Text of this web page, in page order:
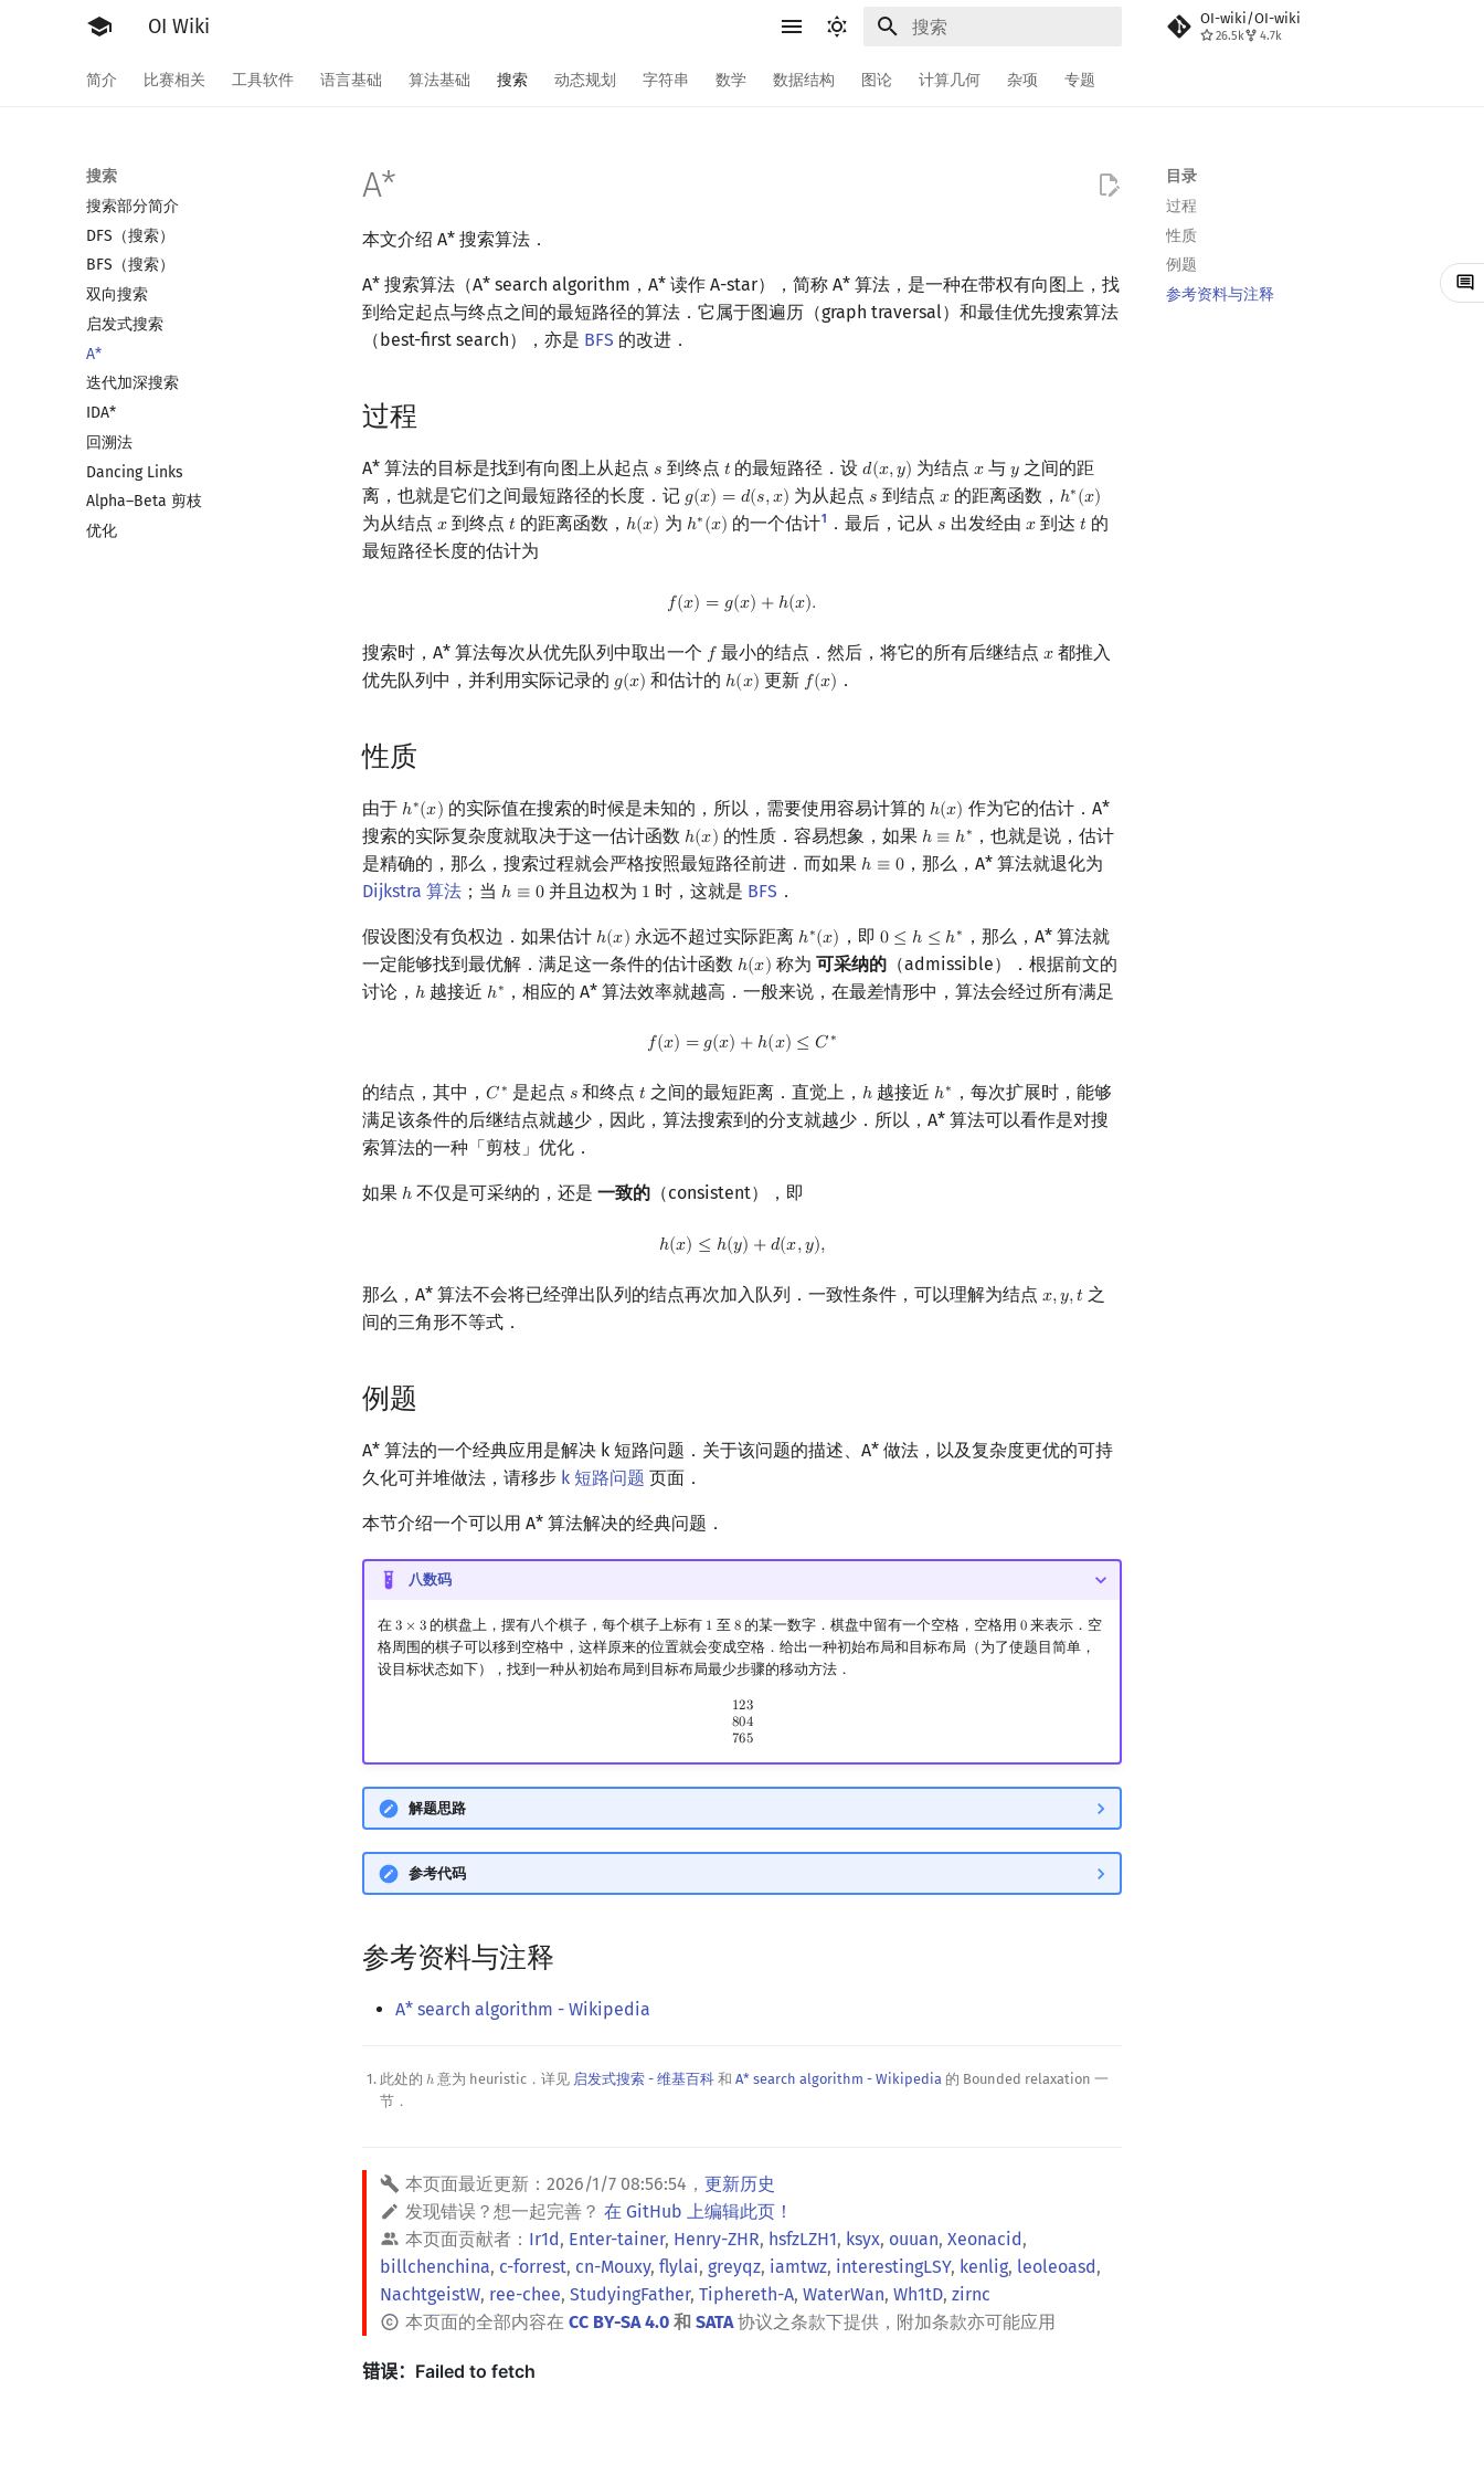
OI Wiki OI-wiki/OI-wiki
26.5k 4.7k
简介 比赛相关 工具软件 语言基础 算法基础 搜索 动态规划 字符串 数学 数据结构 图论 计算几何 杂项 专题
搜索
搜索部分简介
DFS（搜索）
BFS（搜索）
双向搜索
启发式搜索
A*
迭代加深搜索
IDA*
回溯法
Dancing Links
Alpha–Beta 剪枝
优化
目录
过程
性质
例题
参考资料与注释
A*
本文介绍 A* 搜索算法．
A* 搜索算法（A* search algorithm，A* 读作 A-star），简称 A* 算法，是一种在带权有向图上，找
到给定起点与终点之间的最短路径的算法．它属于图遍历（graph traversal）和最佳优先搜索算法
（best-first search），亦是 BFS 的改进．
过程
A* 算法的目标是找到有向图上从起点 𝑠
s 到终点 𝑡
t 的最短路径．设𝑑(𝑥,𝑦)
d(x,y) 为结点𝑥
x 与𝑦
y 之间的距
离，也就是它们之间最短路径的长度．记 𝑔(𝑥) = 𝑑(𝑠,𝑥)
g(x)= d( s,x) 为从起点 𝑠
s 到结点 𝑥
x的距离函数， ℎ∗(𝑥)
h∗(x)
为从结点 𝑥
x 到终点𝑡
t 的距离函数， ℎ(𝑥)
h(x) 为 ℎ∗(𝑥)
h∗(x) 的一个估计1 ．最后，记从 𝑠
s 出发经由 𝑥
x 到达𝑡
t 的
最短路径长度的估计为
𝑓(𝑥) = 𝑔(𝑥) + ℎ(𝑥).
f( x)= g(x)+ h( x).
搜索时，A* 算法每次从优先队列中取出一个 𝑓
f 最小的结点．然后，将它的所有后继结点 𝑥
x都推入
优先队列中，并利用实际记录的 𝑔(𝑥)
g(x) 和估计的 ℎ(𝑥)
h(x) 更新 𝑓(𝑥)
f(x) ．
性质
由于 ℎ∗(𝑥)
h∗(x) 的实际值在搜索的时候是未知的，所以，需要使用容易计算的 ℎ(𝑥)
h(x) 作为它的估计．A*
搜索的实际复杂度就取决于这一估计函数 ℎ(𝑥)
h(x) 的性质．容易想象，如果 ℎ ≡ ℎ∗
h≡h ∗
，也就是说，估计
是精确的，那么，搜索过程就会严格按照最短路径前进．而如果 ℎ ≡ 0
h ≡0
，那么，A* 算法就退化为
Dijkstra 算法 ；当 ℎ ≡ 0
h ≡0 并且边权为 1
1 时，这就是 BFS ．
假设图没有负权边．如果估计 ℎ(𝑥)
h(x) 永远不超过实际距离 ℎ∗(𝑥)
h∗(x) ，即 0 ≤ ℎ ≤ ℎ∗
0 ≤h ≤h ∗
，那么，A* 算法就
一定能够找到最优解．满足这一条件的估计函数 ℎ(𝑥)
h(x) 称为 可采纳的（admissible）．根据前文的
讨论， ℎ
h 越接近 ℎ∗
h∗ ，相应的 A* 算法效率就越高．一般来说，在最差情形中，算法会经过所有满足
𝑓(𝑥) = 𝑔(𝑥) + ℎ(𝑥) ≤ 𝐶 ∗
f x) =g(x) +h (x)≤C ∗
的结点，其中， 𝐶 ∗
C∗ 是起点 𝑠
s 和终点𝑡
t 之间的最短距离．直觉上， ℎ
h 越接近 ℎ∗
h∗ ，每次扩展时，能够
满足该条件的后继结点就越少，因此，算法搜索到的分支就越少．所以，A* 算法可以看作是对搜
索算法的一种「剪枝」优化．
如果 ℎ
h 不仅是可采纳的，还是一致的 （consistent），即
ℎ(𝑥) ≤ ℎ(𝑦) +𝑑(𝑥,𝑦),
h( x)≤h(y) +d (x,y)
那么，A* 算法不会将已经弹出队列的结点再次加入队列．一致性条件，可以理解为结点 𝑥,𝑦,𝑡
x,y,t
之
间的三角形不等式．
例题
A* 算法的一个经典应用是解决 k 短路问题．关于该问题的描述、A* 做法，以及复杂度更优的可持
久化可并堆做法，请移步 k 短路问题 页面．
本节介绍一个可以用 A* 算法解决的经典问题．
八数码
在 3 × 3
3×3 的棋盘上，摆有八个棋子，每个棋子上标有 1
1 至 8
8的某一数字．棋盘中留有一个空格，空格用 0
0 来表示．空
格周围的棋子可以移到空格中，这样原来的位置就会变成空格．给出一种初始布局和目标布局（为了使题目简单，
设目标状态如下），找到一种从初始布局到目标布局最少步骤的移动方法．
123
804
765
804
解题思路
参考代码
参考资料与注释
A* search algorithm - Wikipedia
此处的 ℎ
h 意为 heuristic．详见 启发式搜索 - 维基百科 和A* search algorithm - Wikipedia 的 Bounded relaxation 一
节．
本页面最近更新： 2026/1/7 08:56:54 ， 更新历史
发现错误？想一起完善？ 在 GitHub 上编辑此页！
本页面贡献者： Ir1d, Enter-tainer, Henry-ZHR, hsfzLZH1, ksyx, ouuan, Xeonacid,
billchenchina, c-forrest, cn-Mouxy, flylai, greyqz, iamtwz, interestingLSY, kenlig, leoleoasd,
NachtgeistW, ree-chee, StudyingFather, Tiphereth-A, WaterWan, Wh1tD, zirnc
本页面的全部内容在 CC BY-SA 4.0 和 SATA协议之条款下提供，附加条款亦可能应用